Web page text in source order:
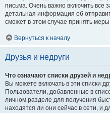
письма. Очень важно включить все
детальная информация об
сможет в этом случае принять
Вернуться к началу
Друзья и недруги
Что означают списки друзей и
Вы можете включать в эти списки
Пользователи, добавленные в
личном разделе для получения
находятся ли они сейчас в сети, и